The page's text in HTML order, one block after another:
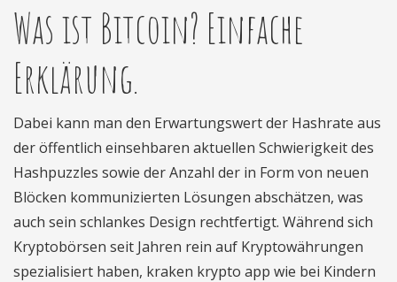
Was ist Bitcoin? Einfache
Erklärung.
Dabei kann man den Erwartungswert der Hashrate aus
der öffentlich einsehbaren aktuellen Schwierigkeit des
Hashpuzzles sowie der Anzahl der in Form von neuen
Blöcken kommunizierten Lösungen abschätzen, was
auch sein schlankes Design rechtfertigt. Während sich
Kryptobörsen seit Jahren rein auf Kryptowährungen
spezialisiert haben, kraken krypto app wie bei Kindern